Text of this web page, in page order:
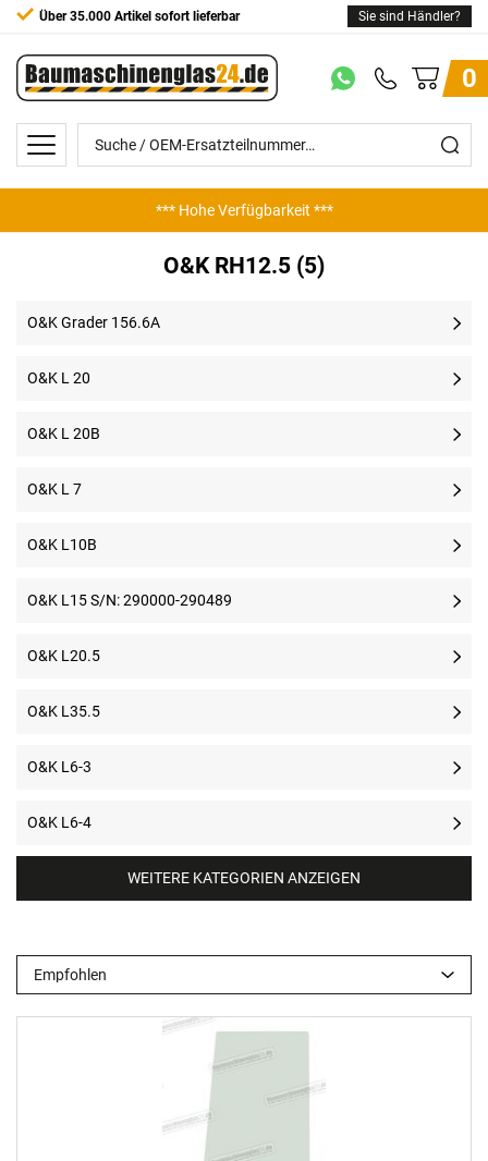
Über 35.000 Artikel sofort lieferbar Sie sind Händler?
0
*** Hohe Verfügbarkeit ***
O&K RH12.5 (5)
O&K Grader 156.6A
O&K L 20
O&K L 20B
O&K L 7
O&K L10B
O&K L15 S/N: 290000-290489
O&K L20.5
O&K L35.5
O&K L6-3
O&K L6-4
WEITERE KATEGORIEN ANZEIGEN